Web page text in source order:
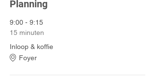
Planning
9:00 - 9:15
15 minuten
Inloop & koffie
Foyer